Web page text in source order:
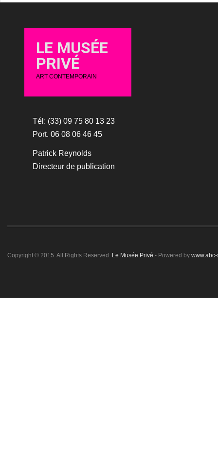
LE MUSÉE
PRIVÉ
ART CONTEMPORAIN
Tél: (33) 09 75 80 13 23
Port. 06 08 06 46 45
Patrick Reynolds
Directeur de publication
Copyright © 2015. All Rights Reserved. Le Musée Privé - Powered by